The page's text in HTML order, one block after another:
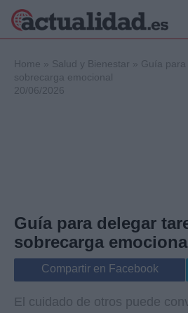
Internacional
Viajes
Home » Salud y Bienestar » Guía
sobrecarga emocional
20/06/2026
Guía para delegar
sobrecarga
Compartir en Facebook
El cuidado de otros puede